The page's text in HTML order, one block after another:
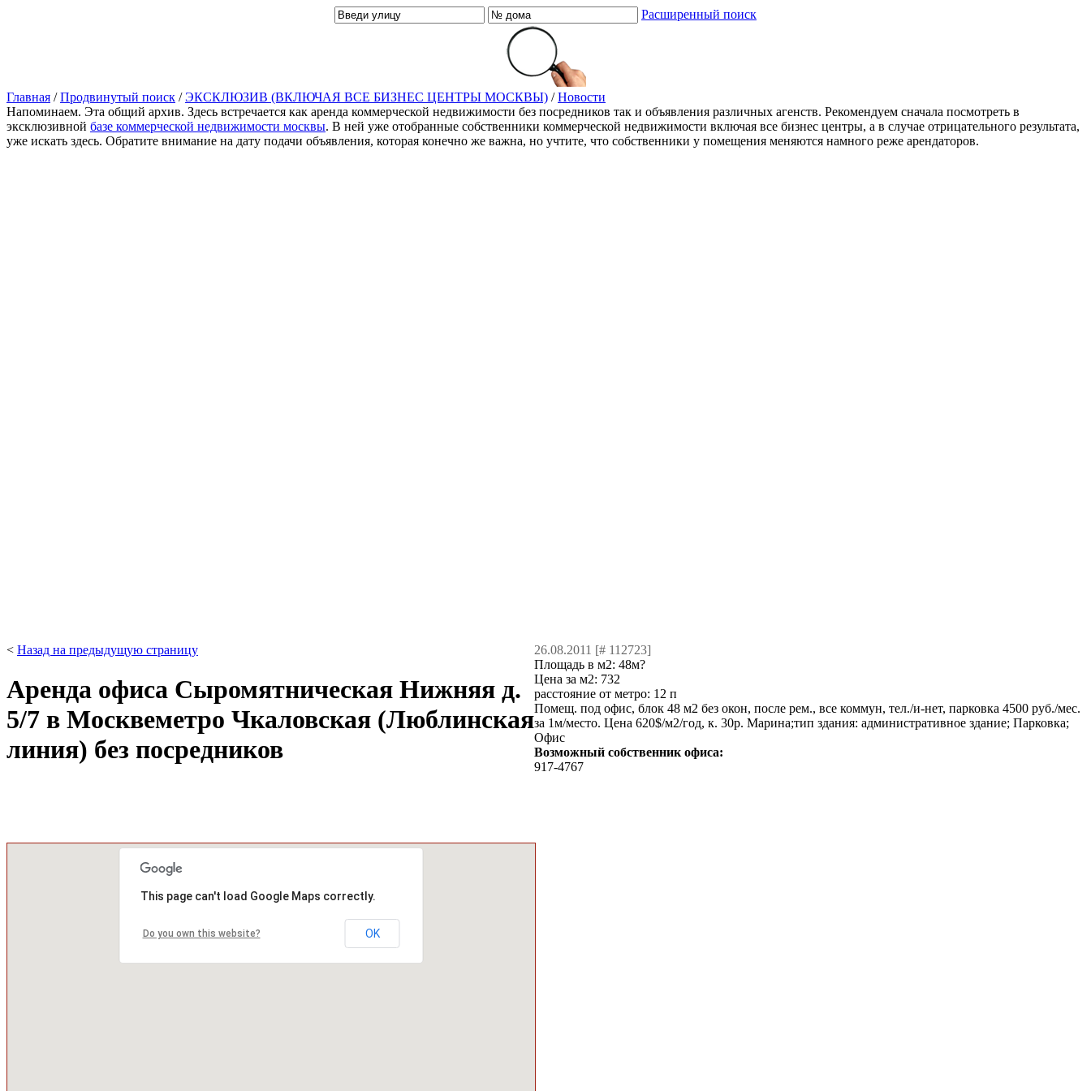
Расширенный поиск
Главная /Продвинутый поиск /ЭКСКЛЮЗИВ (ВКЛЮЧАЯ ВСЕ БИЗНЕС ЦЕНТРЫ МОСКВЫ) /Новости
Напоминаем. Эта общий архив. Здесь встречается как аренда коммерческой недвижимости без посредников так и объявления различных агенств. Рекомендуем сначала посмотреть в
эксклюзивной базе коммерческой недвижимости москвы. В ней уже отобранные собственники коммерческой недвижимости включая все бизнес центры, а в случае отрицательного результата,
уже искать здесь. Обратите внимание на дату подачи объявления, которая конечно же важна, но учтите, что собственники у помещения меняются намного реже арендаторов.
< Назад на предыдущую страницу
Аренда офиса Сыромятническая Нижняя д.
5/7 в Москвеметро Чкаловская (Люблинская
линия) без посредников
26.08.2011 [# 112723]
Площадь в м2: 48м?
Цена за м2: 732
расстояние от метро: 12 п
Помещ. под офис, блок 48 м2 без окон, после рем., все коммун, тел./и-нет, парковка 4500 руб./мес.
за 1м/место. Цена 620$/м2/год, к. 30р. Марина;тип здания: административное здание; Парковка;
Офис
Возможный собственник офиса:
917-4767
This page can't load Google Maps correctly.
Do you own this website? OK